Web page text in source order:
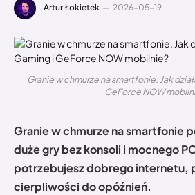
Artur Łokietek 2026-05-19
Granie w chmurze na smartfonie. Jak
GeForce NOW
Granie w chmurze na smartfonie
duże gry bez konsoli i mocnego
potrzebujesz dobrego internetu,
cierpliwości do opóźnień.